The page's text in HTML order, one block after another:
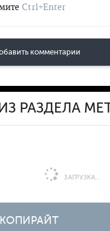
Ctrl+Enter
комментарии
РАЗДЕЛА
ЗАГРУЗКА...
КОПИРАЙТ